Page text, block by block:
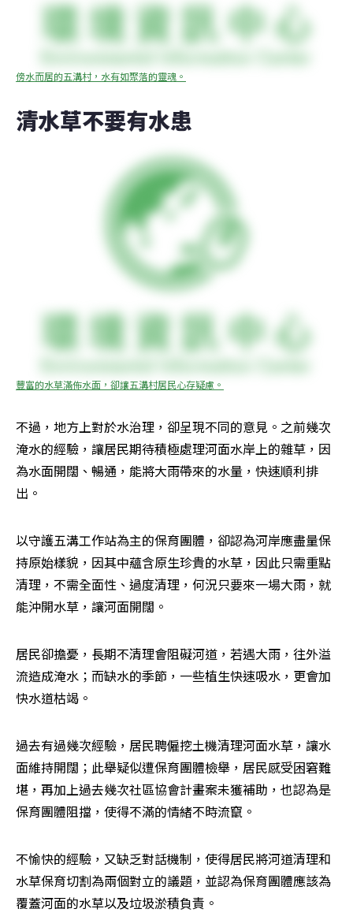
傍水而居的五溝村，水有如聚落的靈魂。
清水草不要有水患
豐富的水草滿佈水面，卻讓五溝村居民心存疑慮。
不過，地方上對於水治理，卻呈現不同的意見。之前幾次
淹水的經驗，讓居民期待積極處理河面水岸上的雜草，因
為水面開闊、暢通，能將大雨帶來的水量，快速順利排
出。
以守護五溝工作站為主的保育團體，卻認為河岸應盡量保
持原始樣貌，因其中蘊含原生珍貴的水草，因此只需重點
清理，不需全面性、過度清理，何況只要來一場大雨，就
能沖開水草，讓河面開闊。
居民卻擔憂，長期不清理會阻礙河道，若遇大雨，往外溢
流造成淹水；而缺水的季節，一些植生快速吸水，更會加
快水道枯竭。
過去有過幾次經驗，居民聘僱挖土機清理河面水草，讓水
面維持開闊；此舉疑似遭保育團體檢舉，居民感受困窘難
堪，再加上過去幾次社區協會計畫案未獲補助，也認為是
保育團體阻擋，使得不滿的情緒不時流竄。
不愉快的經驗，又缺乏對話機制，使得居民將河道清理和
水草保育切割為兩個對立的議題，並認為保育團體應該為
覆蓋河面的水草以及垃圾淤積負責。